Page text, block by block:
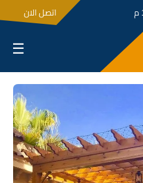
اتصل الان
☰